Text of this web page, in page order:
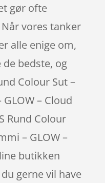
gør ofte
vores tanker
alle enige om,
bedste, og
Colour Sut –
– Cloud
Rund Colour
– GLOW –
butikken
gerne vil have